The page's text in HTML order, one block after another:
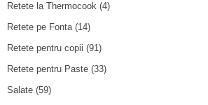
Retete la Thermocook (4)
Retete pe Fonta(14)
Retete pentru copii (91)
Retete pentru Paste (33)
Salate (59)